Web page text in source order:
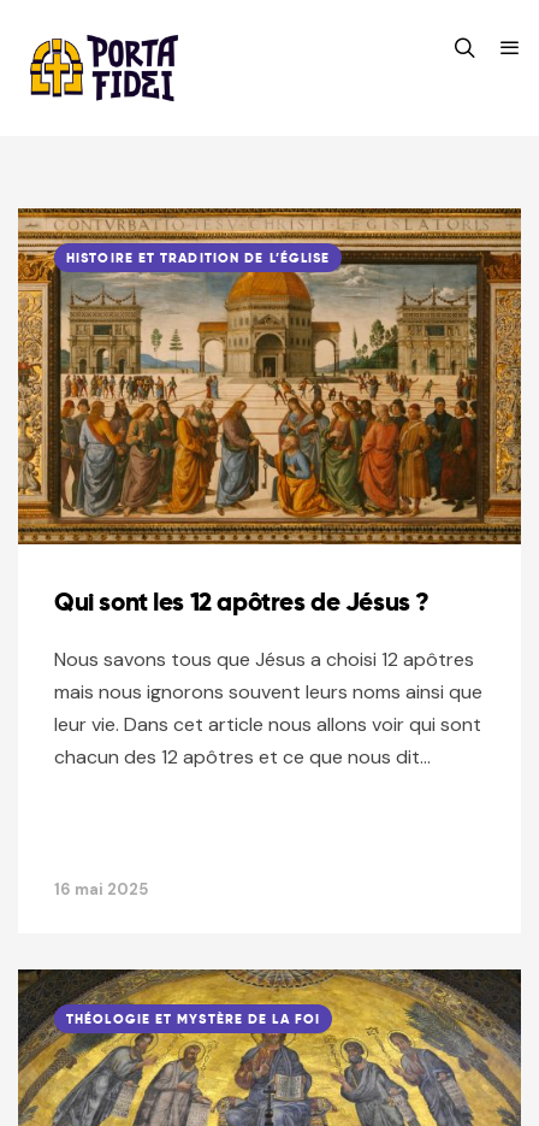
HISTOIRE ET TRADITION DE L’ÉGLISE
Qui sont les 12 apôtres de Jésus ?
Nous savons tous que Jésus a choisi 12 apôtres
mais nous ignorons souvent leurs noms ainsi que
leur vie. Dans cet article nous allons voir qui sont
chacun des 12 apôtres et ce que nous dit…
16 mai 2025
THÉOLOGIE ET MYSTÈRE DE LA FOI